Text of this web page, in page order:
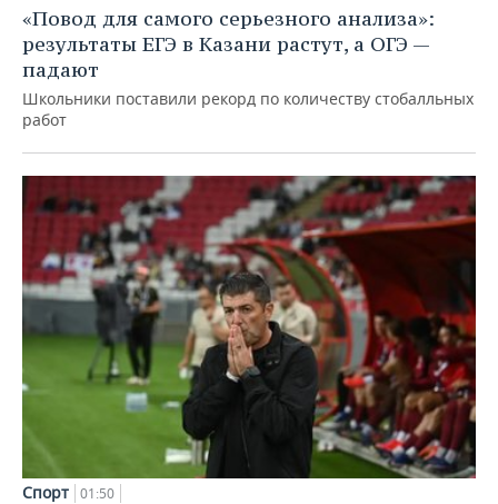
«Повод для самого серьезного анализа»:
результаты ЕГЭ в Казани растут, а ОГЭ —
падают
Школьники поставили рекорд по количеству стобалльных
работ
Спорт 01:50